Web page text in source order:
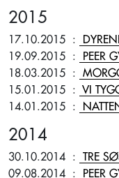
2015
17.10.2015 :
19.09.2015 : PEER
18.03.2015 :
15.01.2015 : VI
14.01.2015 :
2014
30.10.2014 : TRE
09.08.2014 : PEER